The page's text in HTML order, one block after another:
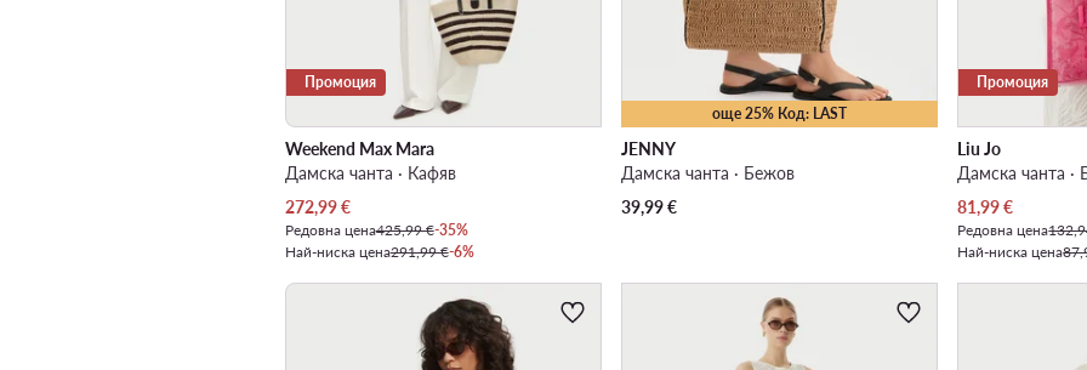
Промоция
Weekend Max Mara
Дамска чанта · Кафяв
Актуална цена
272,99€
Редовна цена425,99 €-35%
Най-ниска цена291,99 €-6%
още 25% Код: LAST
JENNY
Дамска чанта · Бежов
39,99€
Промоция
Liu Jo
Дамска чанта ·
Актуална цена
81,99€
Редовна цена
Най-ниска цена